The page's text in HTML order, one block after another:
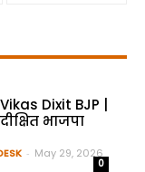
Dixit BJP |
भाजपा
- May 29, 2026
0